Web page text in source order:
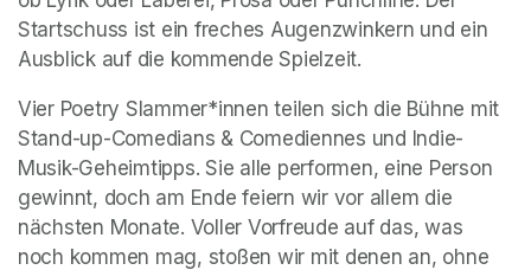
Startschuss ist ein freches Augenzwinkern und ein
Ausblick auf die kommende Spielzeit.
Vier Poetry Slammer*innen teilen sich die Bühne mit
Stand-up-Comedians & Comediennes und Indie-
Musik-Geheimtipps. Sie alle performen, eine Person
gewinnt, doch am Ende feiern wir vor allem die
nächsten Monate. Voller Vorfreude auf das, was
noch kommen mag, stoßen wir mit denen an, ohne